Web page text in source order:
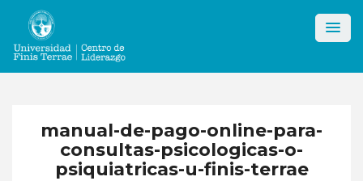
content
manual-de-pago-online-para-
consultas-psicologicas-o-
psiquiatricas-u-finis-terrae